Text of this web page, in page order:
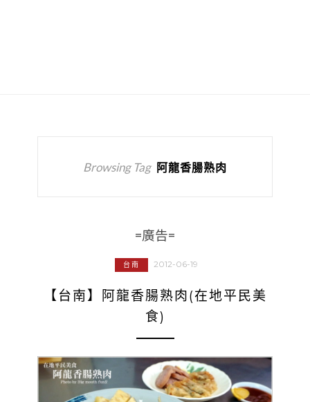
Browsing Tag 阿龍香腸熟肉
=廣告=
台南 2012-06-19
【台南】阿龍香腸熟肉(在地平民美
食)